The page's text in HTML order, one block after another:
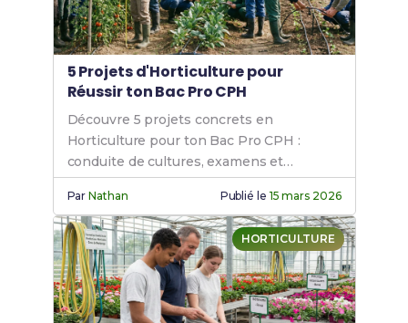
5 Projets d'Horticulture pour
Réussir ton Bac Pro CPH
Découvre 5 projets concrets en
Horticulture pour ton Bac Pro CPH :
conduite de cultures, examens et
insertion professionnelle garantis.
ParNathan Publié le 15 mars 2026
HORTICULTURE